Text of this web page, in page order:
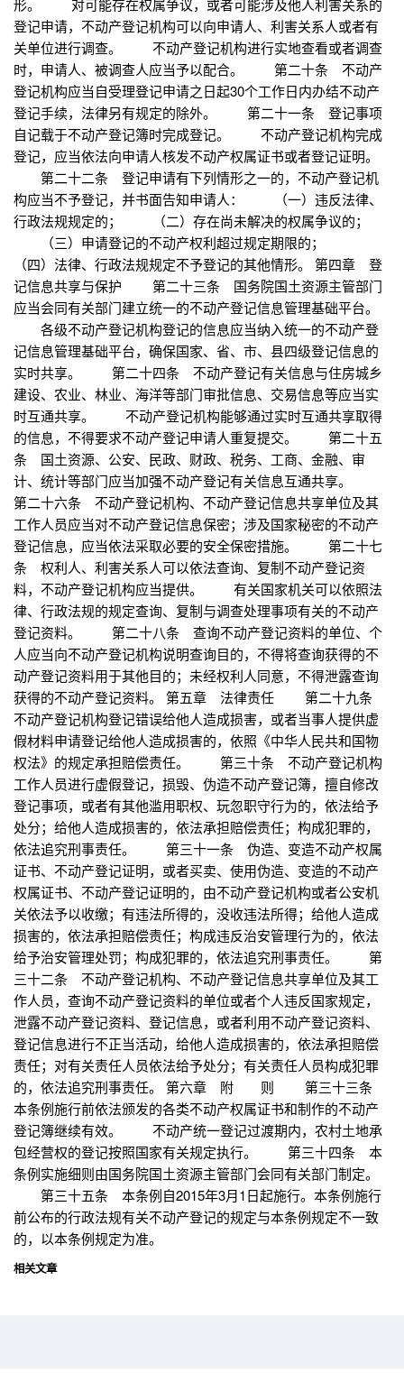
形。 对可能存在权属争议，或者可能涉及他人利害关系的
登记申请，不动产登记机构可以向申请人、利害关系人或者有
关单位进行调查。 不动产登记机构进行实地查看或者调查
时，申请人、被调查人应当予以配合。 第二十条 不动产
登记机构应当自受理登记申请之日起30个工作日内办结不动产
登记手续，法律另有规定的除外。 第二十一条 登记事项
自记载于不动产登记簿时完成登记。 不动产登记机构完成
登记，应当依法向申请人核发不动产权属证书或者登记证明。
第二十二条 登记申请有下列情形之一的，不动产登记机
构应当不予登记，并书面告知申请人： （一）违反法律、
行政法规规定的； （二）存在尚未解决的权属争议的；
（三）申请登记的不动产权利超过规定期限的；
（四）法律、行政法规规定不予登记的其他情形。 第四章 登
记信息共享与保护 第二十三条 国务院国土资源主管部门
应当会同有关部门建立统一的不动产登记信息管理基础平台。
各级不动产登记机构登记的信息应当纳入统一的不动产登
记信息管理基础平台，确保国家、省、市、县四级登记信息的
实时共享。 第二十四条 不动产登记有关信息与住房城乡
建设、农业、林业、海洋等部门审批信息、交易信息等应当实
时互通共享。 不动产登记机构能够通过实时互通共享取得
的信息，不得要求不动产登记申请人重复提交。 第二十五
条 国土资源、公安、民政、财政、税务、工商、金融、审
计、统计等部门应当加强不动产登记有关信息互通共享。
第二十六条 不动产登记机构、不动产登记信息共享单位及其
工作人员应当对不动产登记信息保密；涉及国家秘密的不动产
登记信息，应当依法采取必要的安全保密措施。 第二十七
条 权利人、利害关系人可以依法查询、复制不动产登记资
料，不动产登记机构应当提供。 有关国家机关可以依照法
律、行政法规的规定查询、复制与调查处理事项有关的不动产
登记资料。 第二十八条 查询不动产登记资料的单位、个
人应当向不动产登记机构说明查询目的，不得将查询获得的不
动产登记资料用于其他目的；未经权利人同意，不得泄露查询
获得的不动产登记资料。 第五章 法律责任 第二十九条
不动产登记机构登记错误给他人造成损害，或者当事人提供虚
假材料申请登记给他人造成损害的，依照《中华人民共和国物
权法》的规定承担赔偿责任。 第三十条 不动产登记机构
工作人员进行虚假登记，损毁、伪造不动产登记簿，擅自修改
登记事项，或者有其他滥用职权、玩忽职守行为的，依法给予
处分；给他人造成损害的，依法承担赔偿责任；构成犯罪的，
依法追究刑事责任。 第三十一条 伪造、变造不动产权属
证书、不动产登记证明，或者买卖、使用伪造、变造的不动产
权属证书、不动产登记证明的，由不动产登记机构或者公安机
关依法予以收缴；有违法所得的，没收违法所得；给他人造成
损害的，依法承担赔偿责任；构成违反治安管理行为的，依法
给予治安管理处罚；构成犯罪的，依法追究刑事责任。 第
三十二条 不动产登记机构、不动产登记信息共享单位及其工
作人员，查询不动产登记资料的单位或者个人违反国家规定，
泄露不动产登记资料、登记信息，或者利用不动产登记资料、
登记信息进行不正当活动，给他人造成损害的，依法承担赔偿
责任；对有关责任人员依法给予处分；有关责任人员构成犯罪
的，依法追究刑事责任。 第六章 附 则 第三十三条
本条例施行前依法颁发的各类不动产权属证书和制作的不动产
登记簿继续有效。 不动产统一登记过渡期内，农村土地承
包经营权的登记按照国家有关规定执行。 第三十四条 本
条例实施细则由国务院国土资源主管部门会同有关部门制定。
第三十五条 本条例自2015年3月1日起施行。本条例施行
前公布的行政法规有关不动产登记的规定与本条例规定不一致
的，以本条例规定为准。
相关文章